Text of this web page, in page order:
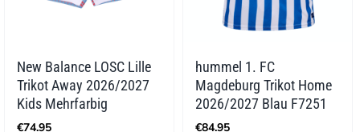
New Balance LOSC Lille
Trikot Away 2026/2027
Kids Mehrfarbig
€74.95
hummel 1. FC
Magdeburg Trikot Home
2026/2027 Blau F7251
€84.95